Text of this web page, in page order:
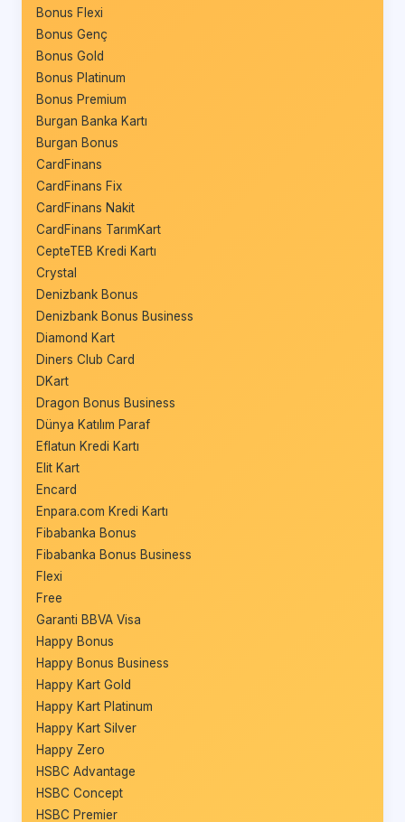
Bonus Flexi
Bonus Genç
Bonus Gold
Bonus Platinum
Bonus Premium
Burgan Banka Kartı
Burgan Bonus
CardFinans
CardFinans Fix
CardFinans Nakit
CardFinans TarımKart
CepteTEB Kredi Kartı
Crystal
Denizbank Bonus
Denizbank Bonus Business
Diamond Kart
Diners Club Card
DKart
Dragon Bonus Business
Dünya Katılım Paraf
Eflatun Kredi Kartı
Elit Kart
Encard
Enpara.com Kredi Kartı
Fibabanka Bonus
Fibabanka Bonus Business
Flexi
Free
Garanti BBVA Visa
Happy Bonus
Happy Bonus Business
Happy Kart Gold
Happy Kart Platinum
Happy Kart Silver
Happy Zero
HSBC Advantage
HSBC Concept
HSBC Premier